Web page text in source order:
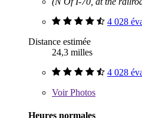
4 028
Distance estimée
24,3 milles
4 028
VoirPhotos
Heures normales